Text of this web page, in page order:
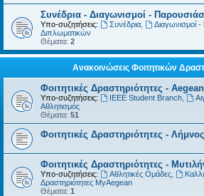
Συνέδρια - Διαγωνισμοί -
Υπο-συζητήσεις: Συνέδρια, Διαγωνισμοί -
Διπλωματικών
Θέματα: 2
Ανακοινώσεις Φοιτητικών
Φοιτητικές Δραστηριότητες - Aegean
Υπο-συζητήσεις: IEEE Student Branch,
Αθλητισμός
Θέματα: 51
Φοιτητικές Δραστηριότητες - Λήμνος
Φοιτητικές Δραστηριότητες -
Υπο-συζητήσεις: Αθλητικές Ομάδες,
Δραστηριότητες MyAegean
Θέματα: 1